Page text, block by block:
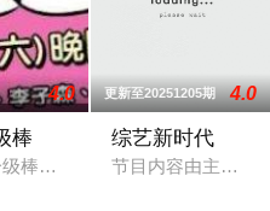
型益智遊戲节目，2003年5月23
4.0
棒
级棒》，中国电视公司星期六
更新至20251205期 4.0
综艺新时代
节目内容由主持人